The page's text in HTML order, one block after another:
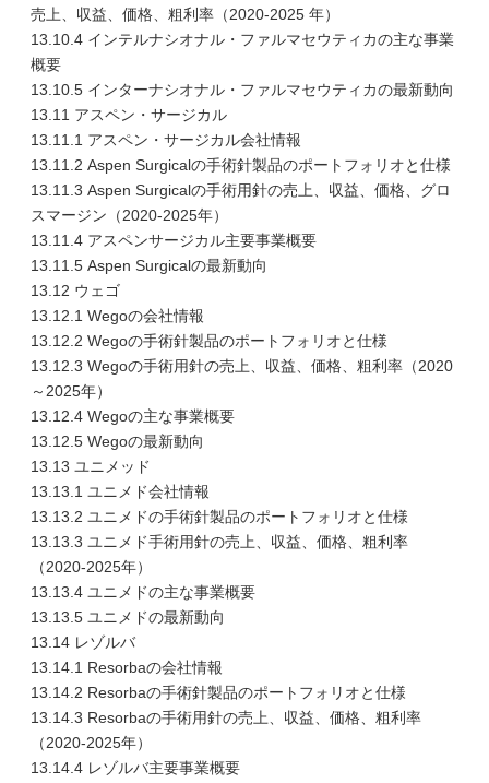
売上、収益、価格、粗利率（2020-2025 年）
13.10.4 インテルナシオナル・ファルマセウティカの主な事業
概要
13.10.5 インターナシオナル・ファルマセウティカの最新動向
13.11 アスペン・サージカル
13.11.1 アスペン・サージカル会社情報
13.11.2 Aspen Surgicalの手術針製品のポートフォリオと仕様
13.11.3 Aspen Surgicalの手術用針の売上、収益、価格、グロ
スマージン（2020-2025年）
13.11.4 アスペンサージカル主要事業概要
13.11.5 Aspen Surgicalの最新動向
13.12 ウェゴ
13.12.1 Wegoの会社情報
13.12.2 Wegoの手術針製品のポートフォリオと仕様
13.12.3 Wegoの手術用針の売上、収益、価格、粗利率（2020
～2025年）
13.12.4 Wegoの主な事業概要
13.12.5 Wegoの最新動向
13.13 ユニメッド
13.13.1 ユニメド会社情報
13.13.2 ユニメドの手術針製品のポートフォリオと仕様
13.13.3 ユニメド手術用針の売上、収益、価格、粗利率
（2020-2025年）
13.13.4 ユニメドの主な事業概要
13.13.5 ユニメドの最新動向
13.14 レゾルバ
13.14.1 Resorbaの会社情報
13.14.2 Resorbaの手術針製品のポートフォリオと仕様
13.14.3 Resorbaの手術用針の売上、収益、価格、粗利率
（2020-2025年）
13.14.4 レゾルバ主要事業概要